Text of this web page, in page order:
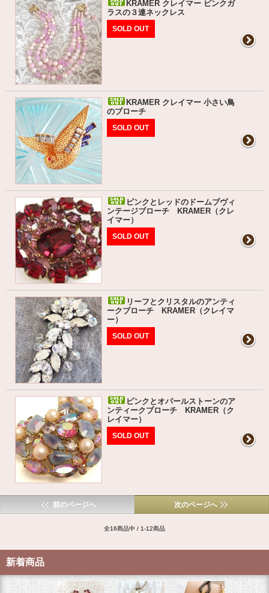
KRAMER クレイマー ピンクガ
ラスの３連ネックレス
SOLD OUT
KRAMER クレイマー 小さい鳥
のブローチ
SOLD OUT
ピンクとレッドのドームブヴィ
ンテージブローチ KRAMER（クレ
イマー）
SOLD OUT
リーフとクリスタルのアンティ
ークブローチ KRAMER（クレイマ
ー）
SOLD OUT
ピンクとオパールストーンのア
ンティークブローチ KRAMER（ク
レイマー）
SOLD OUT
前のページへ 次のページへ
全16商品中 / 1-12商品
新着商品